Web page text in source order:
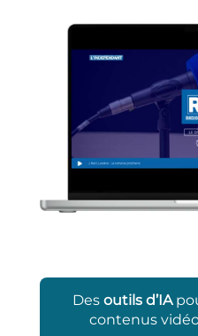
Des outils d’IA
contenus